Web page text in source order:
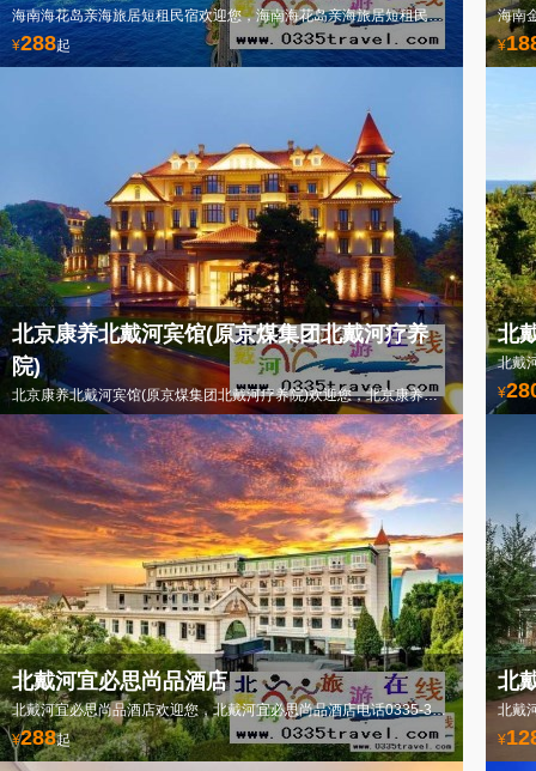
海南海花岛亲海旅居短租民宿欢迎您，海南海花岛亲海旅居短租民宿电话18633570222
¥288起 ¥
北京康养北戴河宾馆(原京煤集团北戴河疗养
院)
北京康养北戴河宾馆(原京煤集团北戴河疗养院)欢迎您，北京康养北戴河宾馆电话0335-3522588
288
北
北戴
¥
北戴河宜必思尚品酒店
北戴河宜必思尚品酒店欢迎您，北戴河宜必思尚品酒店电话0335-3522588
¥288起
北
¥